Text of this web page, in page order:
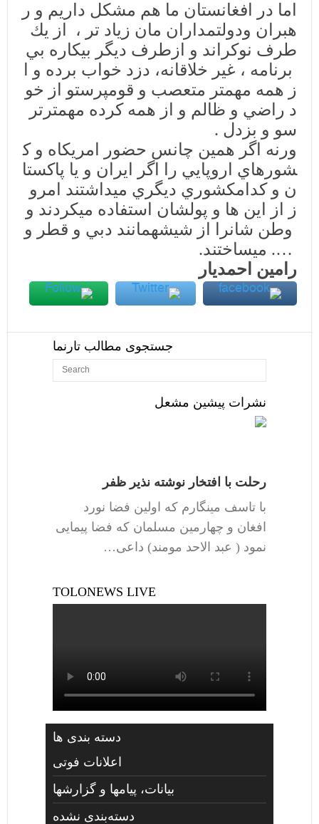
اما در افغانستان ما هم مشكل داريم و ر
هبران ودولتمداران مان زياد تر ، از يك
طرف نوكراند و از طرف ديگر بيكاره بي
برنامه ، غير خلاقانه، دزد خواب برده و
ز همه مهمتر متعصب و قومپرستو از خو
د راضي و ظالم و از همه كرده مهمتر تر
سو و بزدل .
ورنه اگر همين چانس حضور امريكاه و ك
شور هاي اروپايي را اگر ايران و يا پاكستا
ن و كدامكشوري ديگري ميداشتند
امرو
ز
از اين ها و پولشان استفاده ميكردند و
وطن شانرا از شيشهمانند دبي و قطر و
…. ميساختند.
رامين احمديار
جستجوی مطالب تارنما
نشرات پیشین مشعل
رحلت با افتخار نوشته نذیر ظفر
با تاسف مینگارم که اولین فضا نورد
افغان و چهارمین مسلمان که فضا پیمایی
نمود ( عبد الاحد مومند) داعی…
TOLONEWS LIVE
دسته بندی ها
اعلانات فوتی
بیانات، پیامها و گزارشها
دسته‌بندی نشده